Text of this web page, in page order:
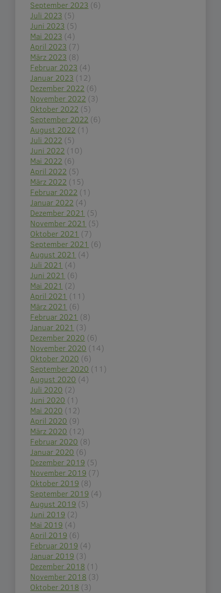
September 2023 (6)
Juli 2023 (5)
Juni 2023 (5)
Mai 2023 (4)
April 2023 (7)
März 2023 (8)
Februar 2023 (4)
Januar 2023 (12)
Dezember 2022 (6)
November 2022 (3)
Oktober 2022 (5)
September 2022 (6)
August 2022 (1)
Juli 2022 (5)
Juni 2022 (10)
Mai 2022 (6)
April 2022 (5)
März 2022 (15)
Februar 2022 (1)
Januar 2022 (4)
Dezember 2021 (5)
November 2021 (5)
Oktober 2021 (7)
September 2021 (6)
August 2021 (4)
Juli 2021 (4)
Juni 2021 (6)
Mai 2021 (2)
April 2021 (11)
März 2021 (6)
Februar 2021 (8)
Januar 2021 (3)
Dezember 2020 (6)
November 2020 (14)
Oktober 2020 (6)
September 2020 (11)
August 2020 (4)
Juli 2020 (2)
Juni 2020 (1)
Mai 2020 (12)
April 2020 (9)
März 2020 (12)
Februar 2020 (8)
Januar 2020 (6)
Dezember 2019 (5)
November 2019 (7)
Oktober 2019 (8)
September 2019 (4)
August 2019 (5)
Juni 2019 (2)
Mai 2019 (4)
April 2019 (6)
Februar 2019 (4)
Januar 2019 (3)
Dezember 2018 (1)
November 2018 (3)
Oktober 2018 (3)